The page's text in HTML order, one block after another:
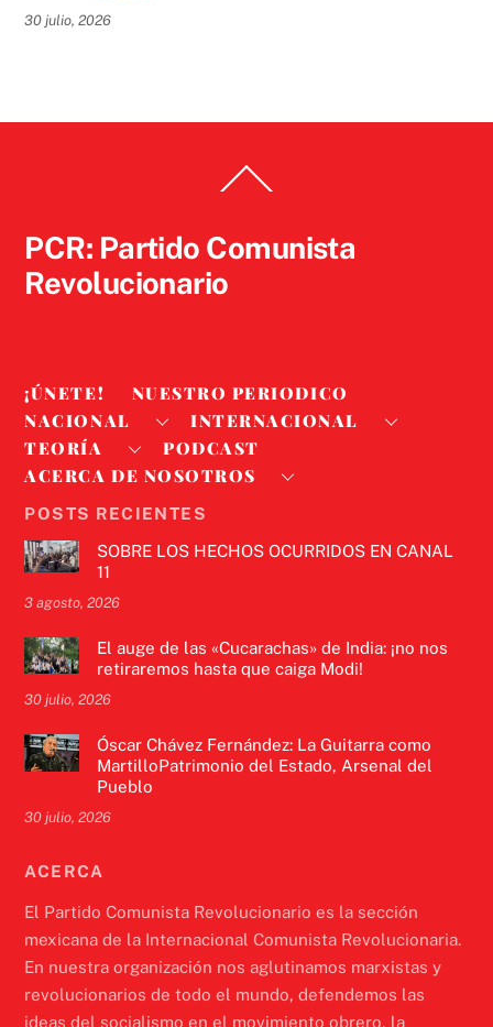
30 julio, 2026
To
PCR: Partido Comunista
Revolucionario
¡ÚNETE!
NUESTRO PERIODICO
NACIONAL
INTERNACIONAL
TEORÍA
PODCAST
ACERCA DE NOSOTROS
POSTS RECIENTES
SOBRE LOS HECHOS OCURRIDOS EN CANAL
11
3 agosto, 2026
El auge de las «Cucarachas» de India: ¡no nos
retiraremos hasta que caiga Modi!
30 julio, 2026
Óscar Chávez Fernández: La Guitarra como
MartilloPatrimonio del Estado, Arsenal del
Pueblo
30 julio, 2026
ACERCA
El Partido Comunista Revolucionario es la sección
mexicana de la Internacional Comunista Revolucionaria.
En nuestra organización nos aglutinamos marxistas y
revolucionarios de todo el mundo, defendemos las
ideas del socialismo en el movimiento obrero, la